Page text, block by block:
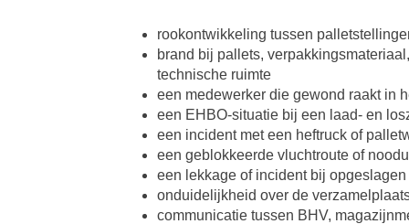
rookontwikkeling tussen
brand bij pallets,
technische ruimte
een medewerker die gewond raakt in
een EHBO-situatie bij een laad- en
een incident met een heftruck of
een geblokkeerde vluchtroute of
een lekkage of incident bij
onduidelijkheid over de
communicatie tussen BHV,